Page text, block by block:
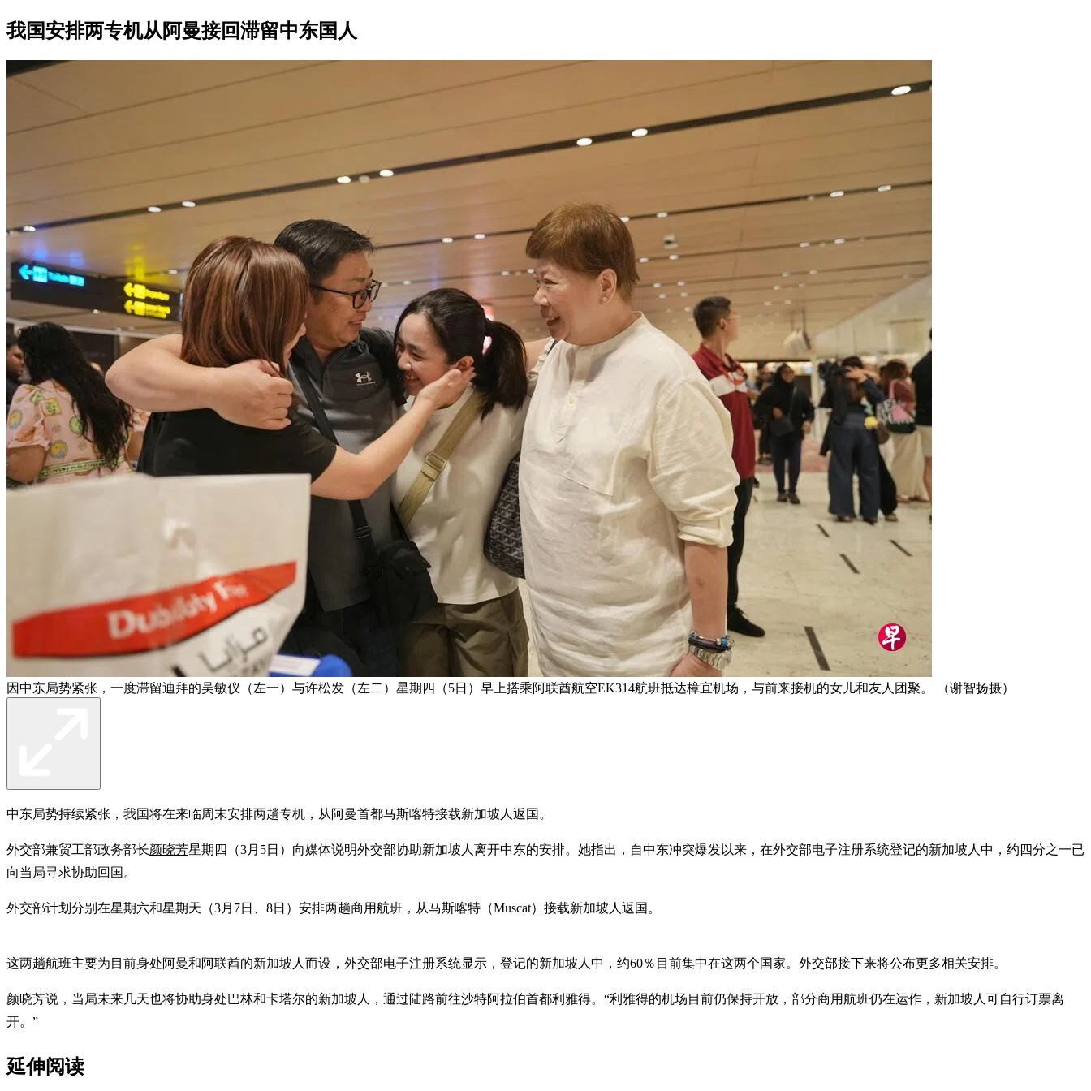
我国安排两专机从阿曼接回滞留中东国人
因中东局势紧张，一度滞留迪拜的吴敏仪（左一）与许松发（左二）星期四（5日）早上搭乘阿联酋航空EK314航班抵达樟宜机场，与前来接机的女儿和友人团聚。 （谢智扬摄）
中东局势持续紧张，我国将在来临周末安排两趟专机，从阿曼首都马斯喀特接载新加坡人返国。
外交部兼贸工部政务部长颜晓芳星期四（3月5日）向媒体说明外交部协助新加坡人离开中东的安排。她指出，自中东冲突爆发以来，在外交部电子注册系统登记的新加坡人中，约四分之一已
向当局寻求协助回国。
外交部计划分别在星期六和星期天（3月7日、8日）安排两趟商用航班，从马斯喀特（Muscat）接载新加坡人返国。
这两趟航班主要为目前身处阿曼和阿联酋的新加坡人而设，外交部电子注册系统显示，登记的新加坡人中，约60％目前集中在这两个国家。外交部接下来将公布更多相关安排。
颜晓芳说，当局未来几天也将协助身处巴林和卡塔尔的新加坡人，通过陆路前往沙特阿拉伯首都利雅得。“利雅得的机场目前仍保持开放，部分商用航班仍在运作，新加坡人可自行订票离
开。”
延伸阅读